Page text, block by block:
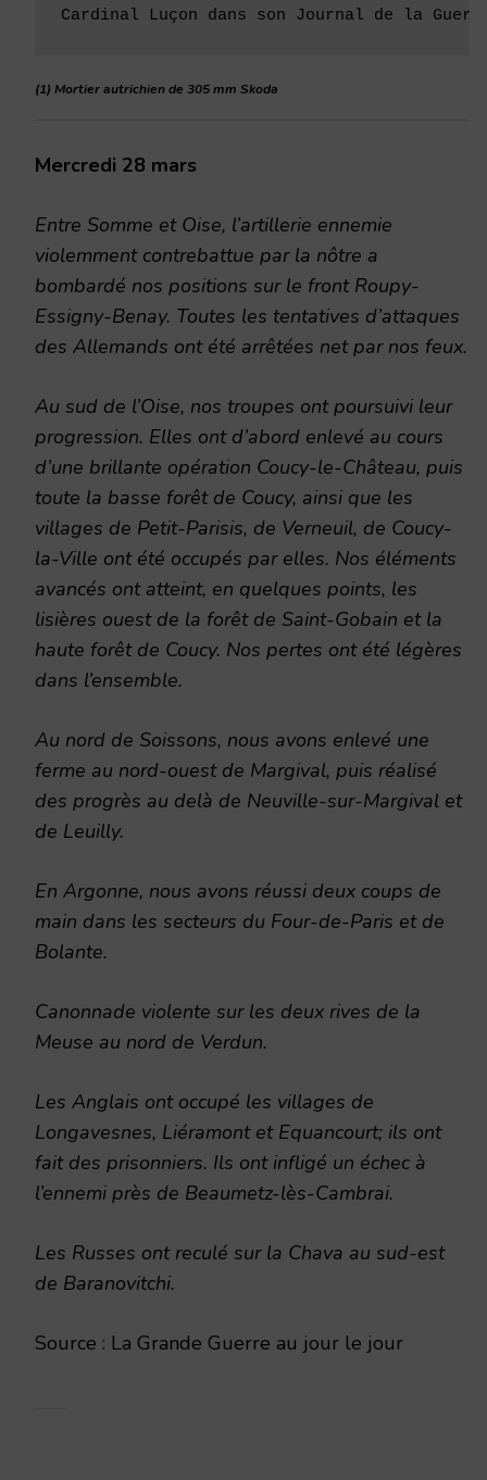
Cardinal Luçon dans son Journal de la
(1) Mortier autrichien de 305 mm Skoda
Mercredi 28 mars
Entre Somme et Oise, l’artillerie ennemie
violemment contrebattue par la nôtre a
bombardé nos positions sur le front Roupy-
Essigny-Benay. Toutes les tentatives d’attaques
des Allemands ont été arrêtées net par nos feux.
Au sud de l’Oise, nos troupes ont poursuivi leur
progression. Elles ont d’abord enlevé au cours
d’une brillante opération Coucy-le-Château, puis
toute la basse forêt de Coucy, ainsi que les
villages de Petit-Parisis, de Verneuil, de Coucy-
la-Ville ont été occupés par elles. Nos éléments
avancés ont atteint, en quelques points, les
lisières ouest de la forêt de Saint-Gobain et la
haute forêt de Coucy. Nos pertes ont été légères
dans l’ensemble.
Au nord de Soissons, nous avons enlevé une
ferme au nord-ouest de Margival, puis réalisé
des progrès au delà de Neuville-sur-Margival et
de Leuilly.
En Argonne, nous avons réussi deux coups de
main dans les secteurs du Four-de-Paris et de
Bolante.
Canonnade violente sur les deux rives de la
Meuse au nord de Verdun.
Les Anglais ont occupé les villages de
Longavesnes, Liéramont et Equancourt; ils ont
fait des prisonniers. Ils ont infligé un échec à
l’ennemi près de Beaumetz-lès-Cambrai.
Les Russes ont reculé sur la Chava au sud-est
de Baranovitchi.
Source : La Grande Guerre au jour le jour